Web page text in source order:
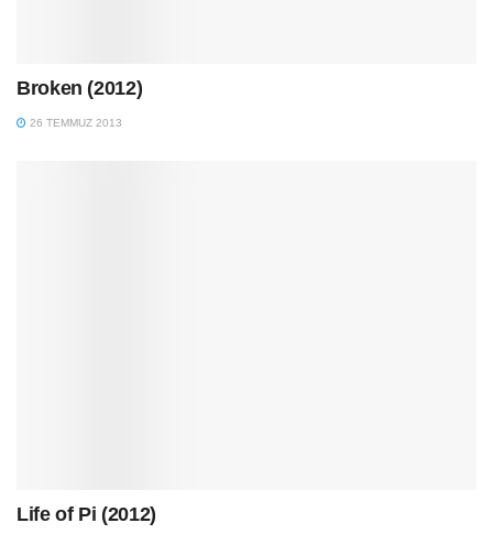
Broken (2012)
26 TEMMUZ 2013
Life of Pi (2012)